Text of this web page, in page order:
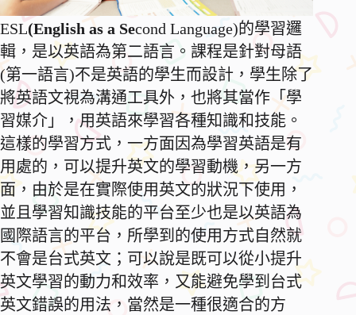
ESL(English as a Second Language)的學習邏
輯，是以英語為第二語言。課程是針對母語
(第一語言)不是英語的學生而設計，學生除了
將英語文視為溝通工具外，也將其當作「學
習媒介」，用英語來學習各種知識和技能。
這樣的學習方式，一方面因為學習英語是有
用處的，可以提升英文的學習動機，另一方
面，由於是在實際使用英文的狀況下使用，
並且學習知識技能的平台至少也是以英語為
國際語言的平台，所學到的使用方式自然就
不會是台式英文；可以說是既可以從小提升
英文學習的動力和效率，又能避免學到台式
英文錯誤的用法，當然是一種很適合的方